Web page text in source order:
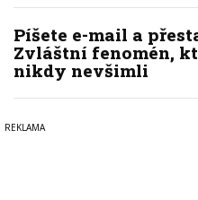
Píšete e-mail a
Zvláštní fenomén,
nikdy nevšimli